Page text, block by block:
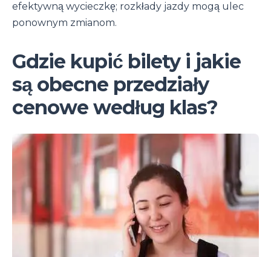
efektywną wycieczkę; rozkłady jazdy mogą ulec
ponownym zmianom.
Gdzie kupić bilety i jakie
są obecne przedziały
cenowe według klas?